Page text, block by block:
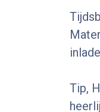
Tip,